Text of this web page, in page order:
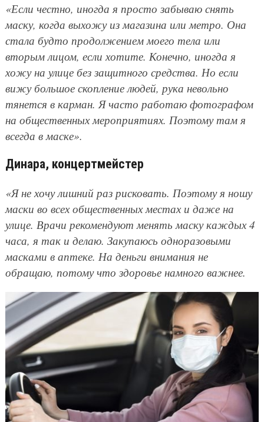
«Если честно, иногда я просто забываю снять
маску, когда выхожу из магазина или метро. Она
стала будто продолжением моего тела или
вторым лицом, если хотите. Конечно, иногда я
хожу на улице без защитного средства. Но если
вижу большое скопление людей, рука невольно
тянется в карман. Я часто работаю фотографом
на общественных мероприятиях. Поэтому там я
всегда в маске».
Динара, концертмейстер
«Я не хочу лишний раз рисковать. Поэтому я ношу
маски во всех общественных местах и даже на
улице. Врачи рекомендуют менять маску каждых 4
часа, я так и делаю. Закупаюсь одноразовыми
масками в аптеке. На деньги внимания не
обращаю, потому что здоровье намного важнее.